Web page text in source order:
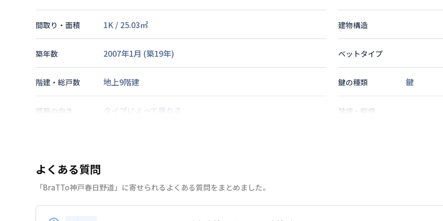
間取り・面積 1K / 25.03㎡ 建物構造
築年数 2007年1月 (築19年) ベットタイプ
階建・総戸数 地上9階建 鍵の種類 鍵
部屋の向き タイプによって異なる 禁煙・喫煙
情報更新日 2026年7月25日
よくある質問
「BraTTo神戸春日野道」に寄せられるよくある質問をまとめました。